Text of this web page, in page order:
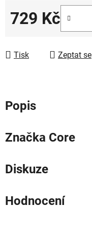
729 Kč
Tisk Zeptat se
Popis
Značka Core
Diskuze
Hodnocení